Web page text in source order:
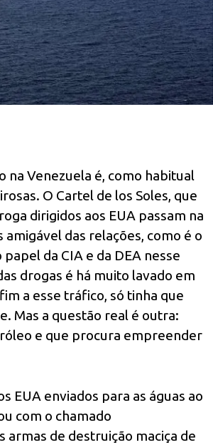
Venezuela é, como habitual
O Cartel de los Soles, que
dirigidos aos EUA passam na
das relações, como é o
da CIA e da DEA nesse
drogas é há muito lavado em
a esse tráfico, só tinha que
Mas a questão real é outra:
e que procura empreender
EUA enviados para as águas ao
com o chamado
armas de destruição maciça de